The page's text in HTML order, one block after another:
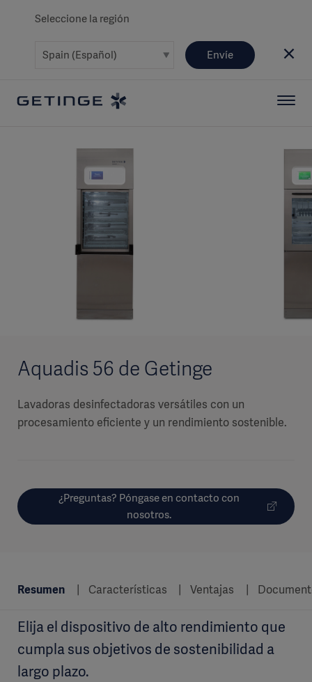
Seleccione la región
Envíe
Aquadis 56 de Getinge
Lavadoras desinfectadoras versátiles con un
procesamiento eficiente y un rendimiento sostenible.
¿Preguntas? Póngase en contacto con
nosotros.
Resumen Características Ventajas
Elija el dispositivo de alto rendimiento que
cumpla sus objetivos de sostenibilidad a
largo plazo.